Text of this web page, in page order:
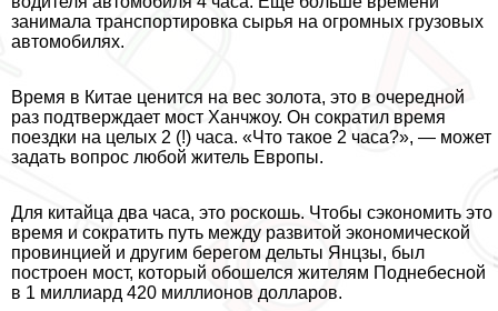
занимала трaнcпортировка сырья на огромных грузовых
автомобилях.
Время в Китае ценится на вес золота, это в очередной
раз подтверждает мост Ханчжоу. Он сократил время
поездки на целых 2 (!) часа. «Что такое 2 часа?», — может
задать вопрос любой житель Европы.
Для китайца два часа, это роскошь. Чтобы сэкономить это
время и сократить путь между развитой экономической
провинцией и другим берегом дельты Янцзы, был
построен мост, который обошелся жителям Поднебесной
в 1 миллиард 420 миллионов долларов.